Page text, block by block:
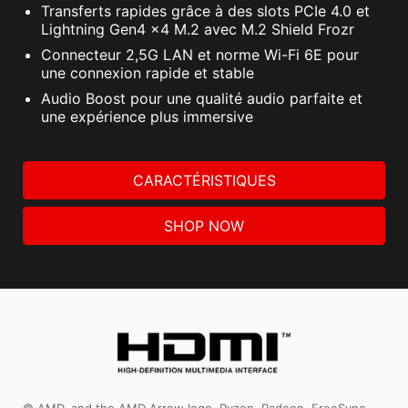
Transferts rapides grâce à des slots PCIe 4.0 et
Lightning Gen4 x4 M.2 avec M.2 Shield Frozr
Connecteur 2,5G LAN et norme Wi-Fi 6E pour
une connexion rapide et stable
Audio Boost pour une qualité audio parfaite et
une expérience plus immersive
CARACTÉRISTIQUES
SHOP NOW